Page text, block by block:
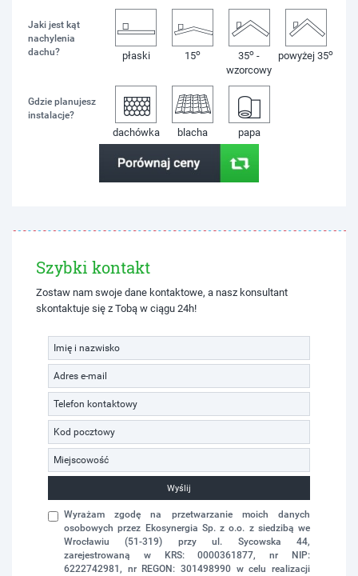
Jaki jest kąt
nachylenia
dachu?
płaski 15o 35o -
wzorcowy
powyżej 35o
Gdzie planujesz
instalacje?
dachówka blacha papa
Szybki kontakt
Zostaw nam swoje dane kontaktowe, a nasz konsultant
skontaktuje się z Tobą w ciągu 24h!
Wyślij
Wyrażam zgodę na przetwarzanie moich danych
osobowych przez Ekosynergia Sp. z o.o. z siedzibą we
Wrocławiu (51-319) przy ul. Sycowska 44,
zarejestrowaną w KRS: 0000361877, nr NIP:
6222742981, nr REGON: 301498990 w celu realizacji